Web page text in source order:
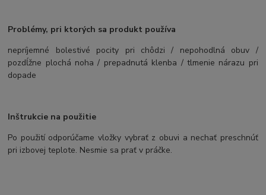
Problémy, pri ktorých sa produkt používa
nepríjemné bolestivé pocity pri chôdzi / nepohodlná obuv /
pozdĺžne plochá noha / prepadnutá klenba / tlmenie nárazu pri
dopade
Inštrukcie na použitie
Po použití odporúčame vložky vybrať z obuvi a nechať preschnúť
pri izbovej teplote. Nesmie sa prať v práčke.